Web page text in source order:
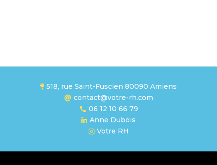
 518, rue Saint-Fuscien 80090 Amiens
 contact@votre-rh.com
 06 12 10 66 79
 Anne Dubois
 Votre RH